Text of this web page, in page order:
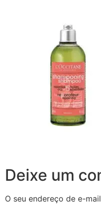
Deixe um
O seu endereço de e-